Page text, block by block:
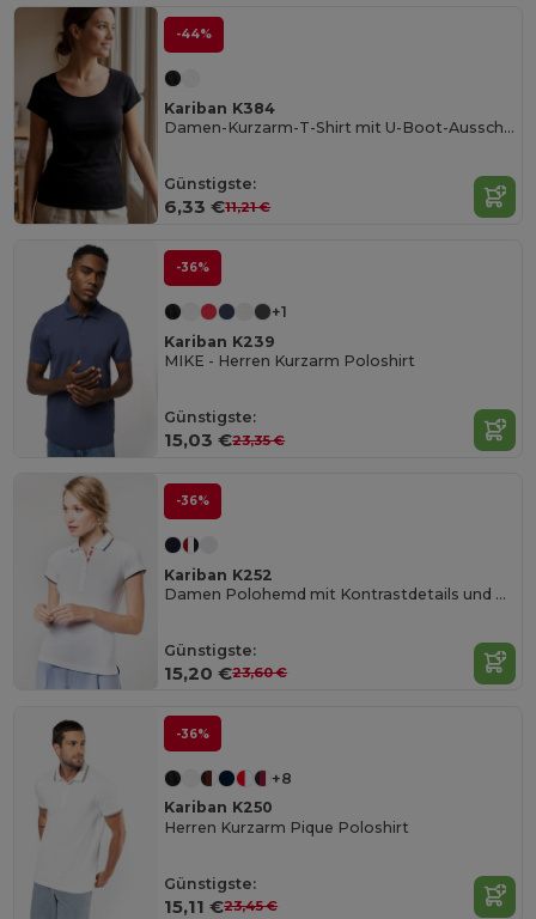
-44%
Kariban K384
Damen-Kurzarm-T-Shirt mit U-Boot-Ausschnitt
Günstigste:
6,33 €11,21 €
-36%
+1
Kariban K239
MIKE - Herren Kurzarm Poloshirt
Günstigste:
15,03 €23,35 €
-36%
Kariban K252
Damen Polohemd mit Kontrastdetails und Knopfleiste
Günstigste:
15,20 €23,60 €
-36%
+8
Kariban K250
Herren Kurzarm Pique Poloshirt
Günstigste:
15,11 €23,45 €